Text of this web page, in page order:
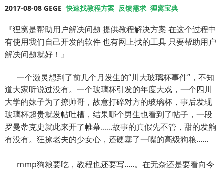
2017-08-08 GEGE快速找教程方案 反馈需求 狸窝宝典
『狸窝是帮助用户解决问题 提供教程解决方案 在这个过程中
有使用我们自己开发的软件 也有网上找的工具 只要帮助用户
解决问题就好！』
一个激灵想到了前几个月发生的“川大玻璃杯事件”，不知
道大家听说过没有。一个玻璃杯引发的年度大戏，一个四川
大学的妹子为了撩帅哥，故意打碎对方的玻璃杯，事后发现
玻璃杯超贵就发帖吐槽，结果哪个男生也看到了帖子，一段
罗曼蒂克史就此来开了帷幕......故事的真假先不管，甜的发齁
有没有。狂撩老夫的少女心，还硬塞了一嘴的高级狗粮......
mmp狗粮要吃，教程也还要写.....。在无奈还是要看向今